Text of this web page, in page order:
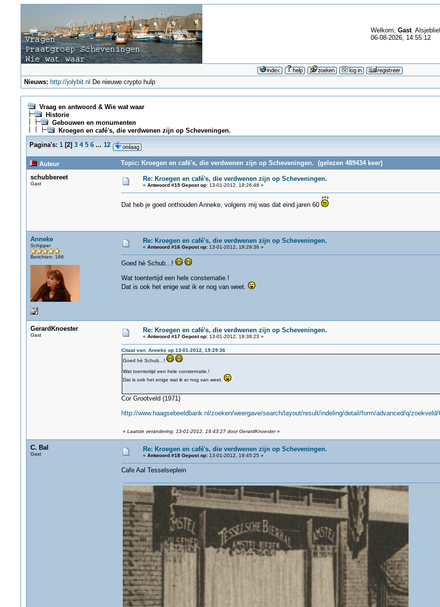
Welkom, Gast.
06-08-2026, 14:55:12
Nieuws: http://jolybit.nl De nieuwe crypto hulp
Vraag en antwoord & Wie wat waar
Historie
Gebouwen en monumenten
Kroegen en café's, die verdwenen zijn op Scheveningen.
Pagina's: 1[2] 3 4 5 6 ... 12
Auteur
Topic: Kroegen en café's, die verdwenen zijn op Scheveningen. (gelezen 489434 keer)
schubbereet
Gast
Re: Kroegen en café's, die verdwenen zijn op Scheveningen.
« Antwoord #15 Gepost op:13-01-2012, 19:26:48 »
Dat heb je goed onthouden Anneke, volgens mij was dat eind jaren 60
Anneke
Schipper
Berichten: 166
Re: Kroegen en café's, die verdwenen zijn op Scheveningen.
« Antwoord #16 Gepost op:13-01-2012, 19:29:36 »
Goed hè Schub...!
Wat toentertijd een hele consternatie.!
Dat is ook het enige wat ik er nog van weet.
GerardKnoester
Gast
Re: Kroegen en café's, die verdwenen zijn op Scheveningen.
« Antwoord #17 Gepost op:13-01-2012, 19:38:23 »
Citaat van: Anneke op 13-01-2012, 19:29:36
Goed hè Schub...!
Wat toentertijd een hele consternatie.!
Dat is ook het enige wat ik er nog van weet.
Cor Grootveld (1971)
http://www.haagsebeeldbank.nl/zoeken/weergave/search/layout/result/indeling/detail/form/advanced/q/zoekveld/
« Laatste verandering: 13-01-2012, 19:43:27 door GerardKnoester»
C. Bal
Gast
Re: Kroegen en café's, die verdwenen zijn op Scheveningen.
« Antwoord #18 Gepost op:13-01-2012, 19:45:25 »
Cafe Aal Tesselseplein